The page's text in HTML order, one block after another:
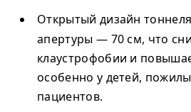
Открытый дизайн тоннеля
апертуры — 70 см, что
клаустрофобии и
особенно у детей,
пациентов.